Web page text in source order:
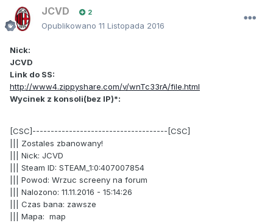
JCVD 2
Opublikowano 11 Listopada 2016
Nick:
JCVD
Link do SS:
http://www4.zippyshare.com/v/wnTc33rA/file.html
Wycinek z konsoli(bez IP)*:
[CSC]-------------------------------------[CSC]
||| Zostales zbanowany!
||| Nick: JCVD
||| Steam ID: STEAM_1:0:407007854
||| Powod: Wrzuc screeny na forum
||| Nalozono: 11.11.2016 - 15:14:26
||| Czas bana: zawsze
||| Mapa: map